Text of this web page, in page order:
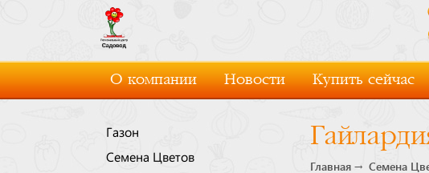
О компании Новости Купить сейчас
Газон
Семена Цветов
Главная Семена